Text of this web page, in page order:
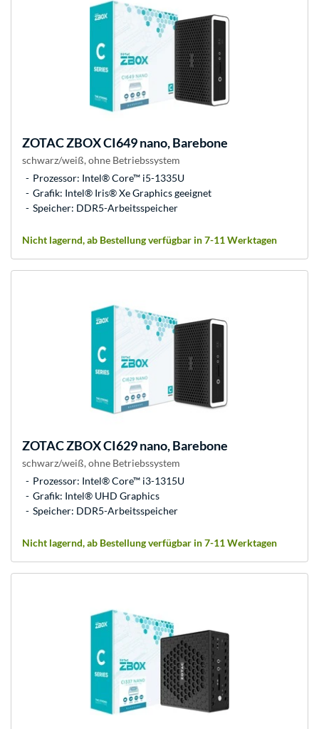
ZOTACZBOX CI649 nano, Barebone
schwarz/weiß, ohne Betriebssystem
Prozessor: Intel® Core™ i5-1335U
Grafik: Intel® Iris® Xe Graphics geeignet
Speicher: DDR5-Arbeitsspeicher
Nicht lagernd, ab Bestellung verfügbar in 7-11 Werktagen
ZOTACZBOX CI629 nano, Barebone
schwarz/weiß, ohne Betriebssystem
Prozessor: Intel® Core™ i3-1315U
Grafik: Intel® UHD Graphics
Speicher: DDR5-Arbeitsspeicher
Nicht lagernd, ab Bestellung verfügbar in 7-11 Werktagen